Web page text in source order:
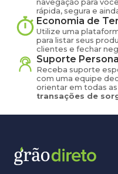
navegação para
rápida, segura e
Economia de
Utilize uma
para listar seus
clientes e fechar
Suporte
Receba suporte
com uma equipe
orientar em todas
transações de